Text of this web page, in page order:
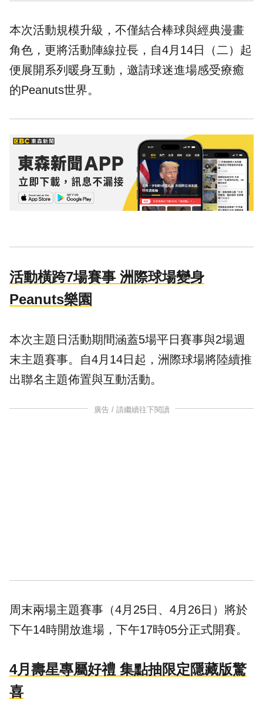
本次活動規模升級，不僅結合棒球與經典漫畫
角色，更將活動陣線拉長，自4月14日（二）起
便展開系列暖身互動，邀請球迷進場感受療癒
的Peanuts世界。
活動橫跨7場賽事 洲際球場變身
Peanuts樂園
本次主題日活動期間涵蓋5場平日賽事與2場週
末主題賽事。自4月14日起，洲際球場將陸續推
出聯名主題佈置與互動活動。
廣告 / 請繼續往下閱讀
周末兩場主題賽事（4月25日、4月26日）將於
下午14時開放進場，下午17時05分正式開賽。
4月壽星專屬好禮 集點抽限定隱藏版驚
喜